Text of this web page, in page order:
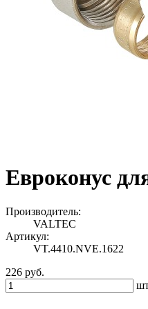
Евроконус
Производитель:
VALTEC
Артикул:
VT.4410.NVE.1622
226 руб.